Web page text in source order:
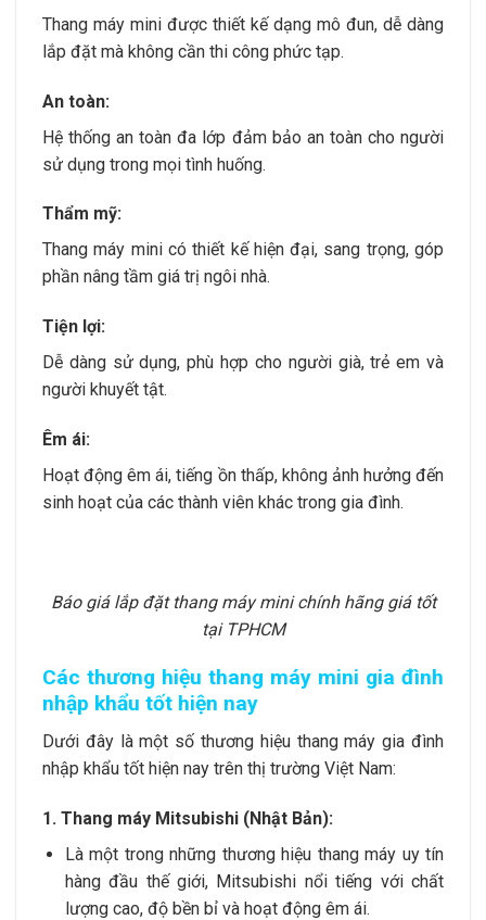
Thang máy mini được thiết kế dạng mô đun, dễ dàng
lắp đặt mà không cần thi công phức tạp.
An toàn:
Hệ thống an toàn đa lớp đảm bảo an toàn cho người
sử dụng trong mọi tình huống.
Thẩm mỹ:
Thang máy mini có thiết kế hiện đại, sang trọng, góp
phần nâng tầm giá trị ngôi nhà.
Tiện lợi:
Dễ dàng sử dụng, phù hợp cho người già, trẻ em và
người khuyết tật.
Êm ái:
Hoạt động êm ái, tiếng ồn thấp, không ảnh hưởng đến
sinh hoạt của các thành viên khác trong gia đình.
Báo giá lắp đặt thang máy mini chính hãng giá tốt
tại TPHCM
Các thương hiệu thang máy mini gia đình
nhập khẩu tốt hiện nay
Dưới đây là một số thương hiệu thang máy gia đình
nhập khẩu tốt hiện nay trên thị trường Việt Nam:
1. Thang máy Mitsubishi (Nhật Bản):
Là một trong những thương hiệu thang máy uy tín
hàng đầu thế giới, Mitsubishi nổi tiếng với chất
lượng cao, độ bền bỉ và hoạt động êm ái.